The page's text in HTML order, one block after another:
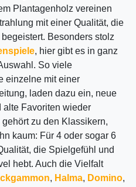
Plantagenholz vereinen
mit einer Qualität, die
Besonders stolz
, hier gibt es in ganz
So viele
einzelne mit einer
laden dazu ein, neue
alte Favoriten wieder
gehört zu den Klassikern,
kaum: Für 4 oder sogar 6
die Spielgefühl und
hebt. Auch die Vielfalt
, Halma, Domino,